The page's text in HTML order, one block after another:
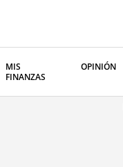
MIS
FINANZAS
OPINIÓN